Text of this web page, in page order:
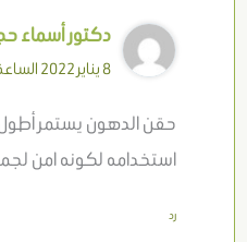
دكتور أسماء
8 يناير 2022 الساعة 1:13 صباحًا
حقن الدهون يستمر
استخدامه لكونه امن
رد